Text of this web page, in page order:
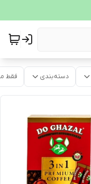
دسته‌بندی فقط